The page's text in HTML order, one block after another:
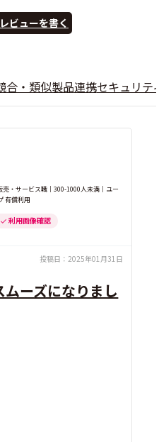
レビューを書く
合・類似製品連携セキュリテ
・サービス職｜300-1000人未満｜ユー
有償利用
利用画像確認
投稿日： 2025年01月31日
ーズになりまし